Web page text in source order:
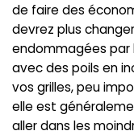
de faire des
devrez plus
endommagées par
avec des poils en
vos grilles, peu
elle est
aller dans les